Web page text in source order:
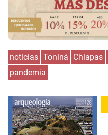
noticias Toniná Chiapas
pandemia